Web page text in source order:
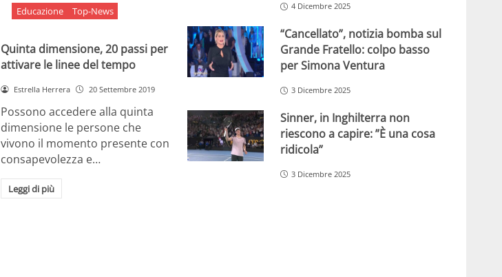
Educazione Top-News
Quinta dimensione, 20 passi per
attivare le linee del tempo
Estrella Herrera 20 Settembre 2019
Possono accedere alla quinta
dimensione le persone che
vivono il momento presente con
consapevolezza e…
Leggi di più
4 Dicembre 2025
“Cancellato”, notizia bomba sul
Grande Fratello: colpo basso
per Simona Ventura
3 Dicembre 2025
Sinner, in Inghilterra non
riescono a capire: ”È una cosa
ridicola”
3 Dicembre 2025